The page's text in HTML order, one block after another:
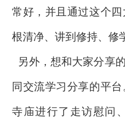
常好，并且通过这个
根清净、讲到修持、修
另外，想和大家分享
同交流学习分享的平
寺庙进行了走访慰问